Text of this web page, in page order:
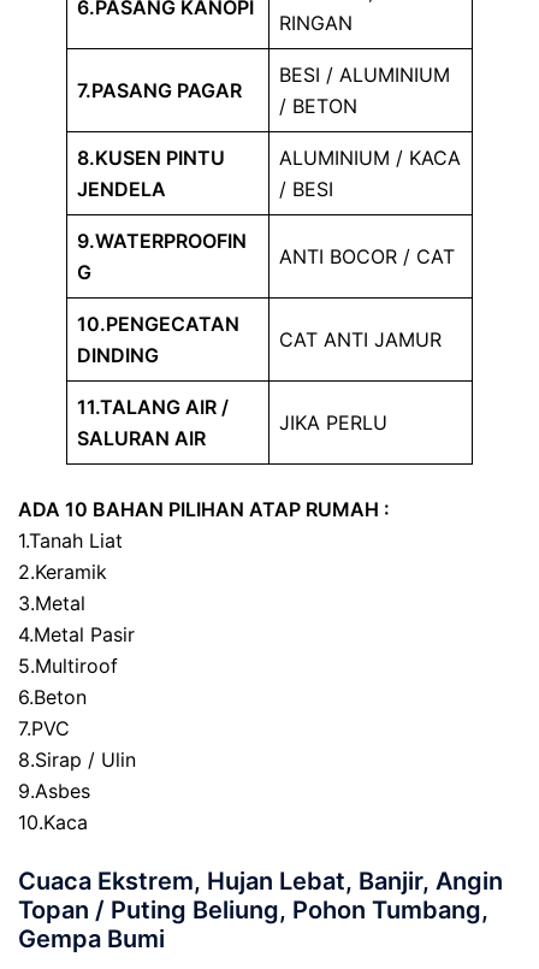
6.PASANG KANOPI
RINGAN
7.PASANG PAGAR
BESI / ALUMINIUM
/ BETON
8.KUSEN PINTU
JENDELA
ALUMINIUM / KACA
/ BESI
9.WATERPROOFIN
G
ANTI BOCOR / CAT
10.PENGECATAN
DINDING
CAT ANTI JAMUR
11.TALANG AIR /
SALURAN AIR
JIKA PERLU
ADA 10 BAHAN PILIHAN ATAP RUMAH :
1.Tanah Liat
2.Keramik
3.Metal
4.Metal Pasir
5.Multiroof
6.Beton
7.PVC
8.Sirap / Ulin
9.Asbes
10.Kaca
Cuaca Ekstrem, Hujan Lebat, Banjir, Angin
Topan / Puting Beliung, Pohon Tumbang,
Gempa Bumi